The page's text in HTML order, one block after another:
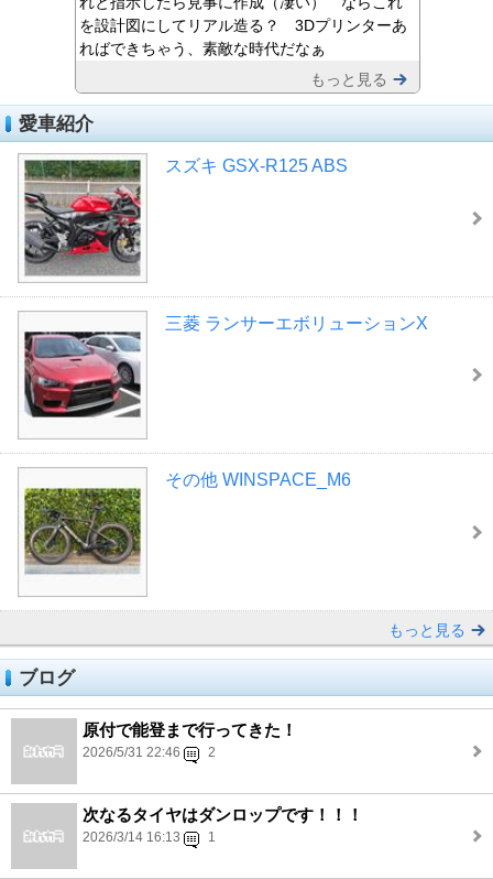
を設計図にしてリアル造る？ 3Dプリンターあ
ればできちゃう、素敵な時代だなぁ
もっと見る
愛車紹介
スズキ GSX-R125 ABS
三菱 ランサーエボリューションX
その他 WINSPACE_M6
もっと見る
ブログ
原付で能登まで行ってきた！
2026/5/31 22:46 2
次なるタイヤはダンロップです！！！
2026/3/14 16:13 1